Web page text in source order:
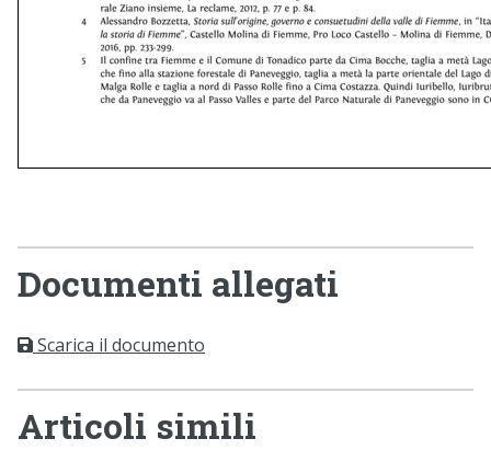
Documenti allegati
Scarica il documento
Articoli simili